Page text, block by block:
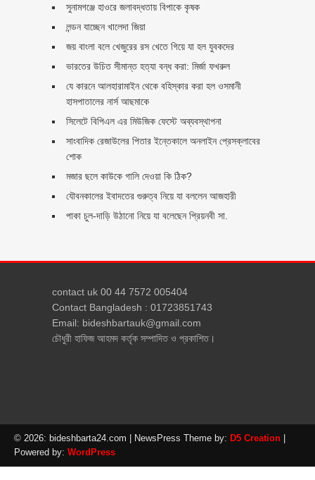
সুনামগঞ্জে হাওরে জলাবদ্ধতায় বিপাকে কৃষক
লন্ডন যাচ্ছেন খালেদা জিয়া
জয় বাংলা বলে খেজুরের রস খেতে গিয়ে যা হল যুবকদের
ভারতের উচিত সীমান্ত হত্যা বন্ধ করা: মির্জা ফখরুল
যে কারনে আলহারামাইন থেকে বহিস্কার করা হল ওসমানী
হাসপাতালের নার্স আছমাকে
সিলেটে বিপিএল এর মিউজিক ফেস্টে অব্যবস্থাপনা
সাংবাদিক রেজাউলের পিতার ইন্তেকালে অনলাইন প্রেসক্লাবের
শোক
মজার ছলে কাউকে গালি দেওয়া কি ঠিক?
যৌবনকালের ইবাদতের গুরুত্ব নিয়ে যা বললেন আজহারী
পাকা চুল-দাড়ি উঠানো নিয়ে যা বলেছেন প্রিয়নবী সা.
contact uk 00 44 7572 005404
Contact Bangladesh : 01723851743
Email: bideshbartauk@gmail.com
চৌধুরী হাফিজ আহমদ কর্তৃক সম্পাদিত ও প্রকাশিত।
© 2026: bideshbarta24.com | NewsPress Theme by: D5 Creation
Powered by: WordPress